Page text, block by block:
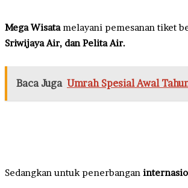
Mega Wisatamelayani pemesanan tiket
Sriwijaya Air, dan Pelita Air.
Baca Juga Umrah Spesial Awal
Sedangkan untuk penerbangan